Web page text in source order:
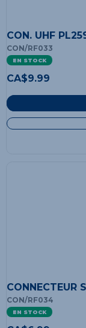
CON. UHF
CON/RF033
EN STOCK
CA$9.99
CONNECTEUR
CON/RF034
EN STOCK